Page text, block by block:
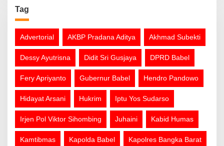
Tag
Advertorial AKBP Pradana Aditya Akhmad Subekti
Dessy Ayutrisna Didit Sri Gusjaya DPRD Babel
Fery Apriyanto Gubernur Babel Hendro Pandowo
Hidayat Arsani Hukrim Iptu Yos Sudarso
Irjen Pol Viktor Sihombing Juhaini Kabid Humas
Kamtibmas Kapolda Babel Kapolres Bangka Barat